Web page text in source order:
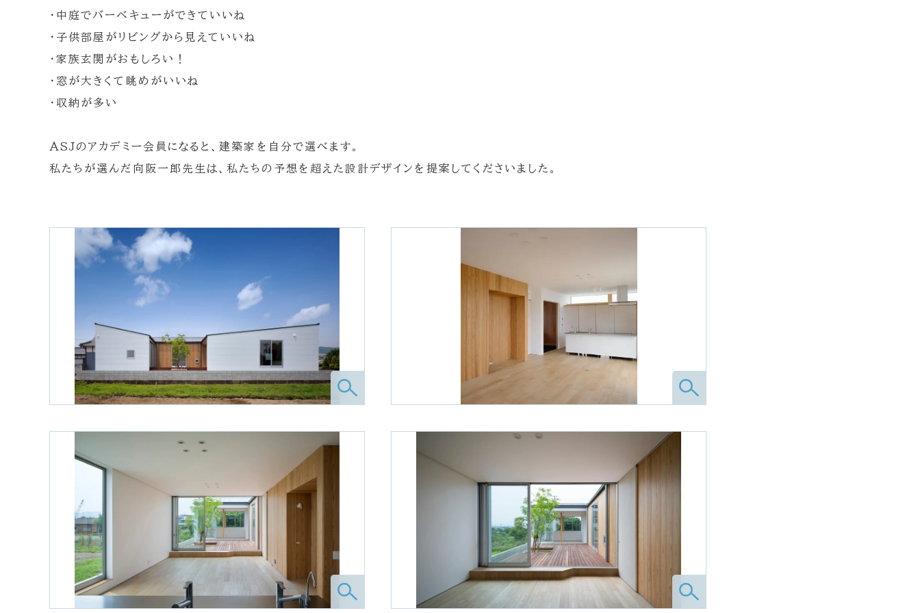
・中庭でバーベキューができていいね
・子供部屋がリビングから見えていいね
・家族玄関がおもしろい！
・窓が大きくて眺めがいいね
・収納が多い
ASJのアカデミー会員になると、建築家を自分で選べます。
私たちが選んだ向阪一郎先生は、私たちの予想を超えた設計デザインを提案してくださいました。